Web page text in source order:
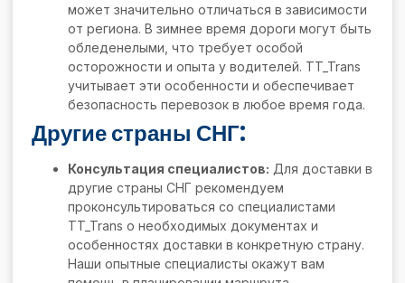
может значительно отличаться в зависимости
от региона. В зимнее время дороги могут быть
обледенелыми, что требует особой
осторожности и опыта у водителей. TT_Trans
учитывает эти особенности и обеспечивает
безопасность перевозок в любое время года.
Другие страны СНГ:
Консультация специалистов: Для доставки в
другие страны СНГ рекомендуем
проконсультироваться со специалистами
TT_Trans о необходимых документах и
особенностях доставки в конкретную страну.
Наши опытные специалисты окажут вам